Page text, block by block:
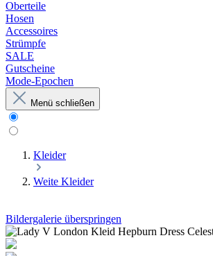
Oberteile
Hosen
Accessoires
Strümpfe
SALE
Gutscheine
Mode-Epochen
Menü schließen
Kleider
Weite Kleider
Bildergalerie überspringen